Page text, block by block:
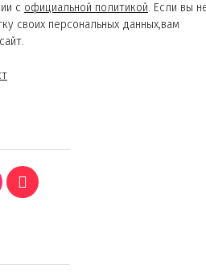
с официальной политикой. Если вы
своих персональных данных,вам